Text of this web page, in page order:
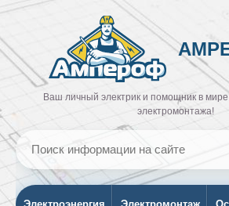
Ваш личный электрик и помощник в мире
электромонтажа!